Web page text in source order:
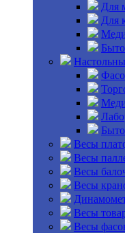
Для
Для
Весы
Весы
Весы
Весы
Весы
Весы